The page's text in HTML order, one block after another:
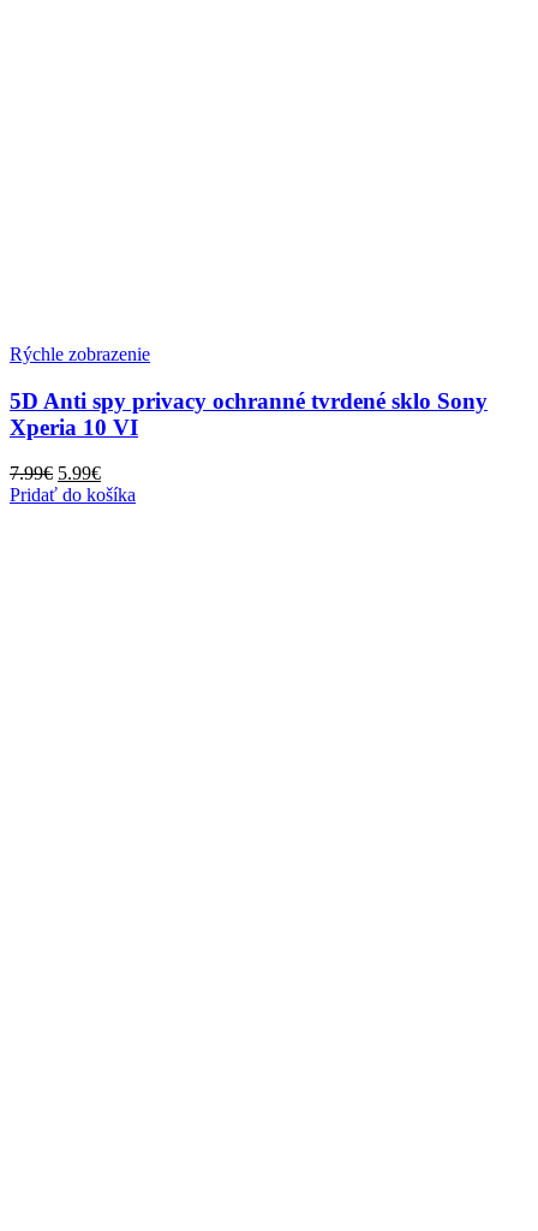
Rýchle zobrazenie
5D Anti spy privacy ochranné tvrdené sklo Sony
Xperia 10 VI
7.99€ Pôvodná
cena
5.99€Aktuálna
cena
Pridať do košíka